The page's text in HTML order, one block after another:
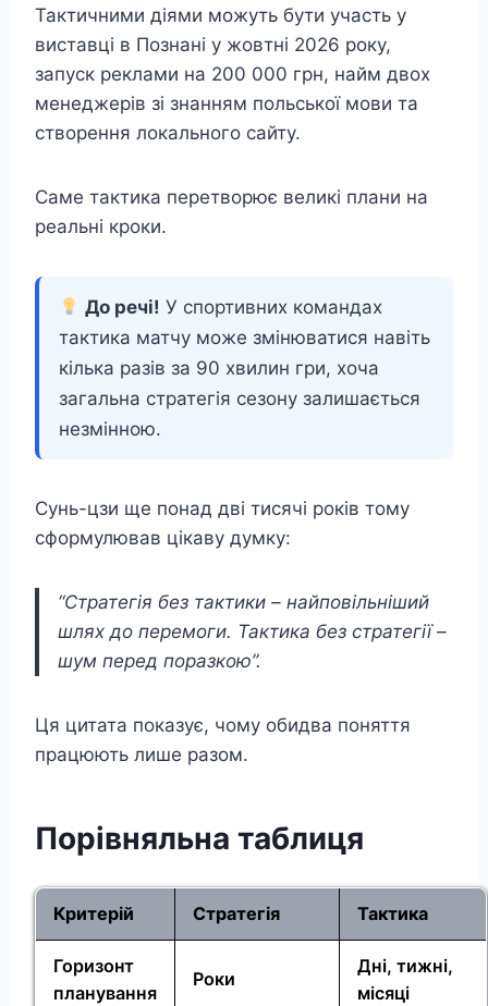
Тактичними діями можуть бути участь у
виставці в Познані у жовтні 2026 року,
запуск реклами на 200 000 грн, найм двох
менеджерів зі знанням польської мови та
створення локального сайту.
Саме тактика перетворює великі плани на
реальні кроки.
До речі! У спортивних командах
тактика матчу може змінюватися навіть
кілька разів за 90 хвилин гри, хоча
загальна стратегія сезону залишається
незмінною.
Сунь-цзи ще понад дві тисячі років тому
сформулював цікаву думку:
“Стратегія без тактики – найповільніший
шлях до перемоги. Тактика без стратегії –
шум перед поразкою”.
Ця цитата показує, чому обидва поняття
працюють лише разом.
Порівняльна таблиця
Критерій Стратегія Тактика
Горизонт
планування
Роки
Дні, тижні,
місяці